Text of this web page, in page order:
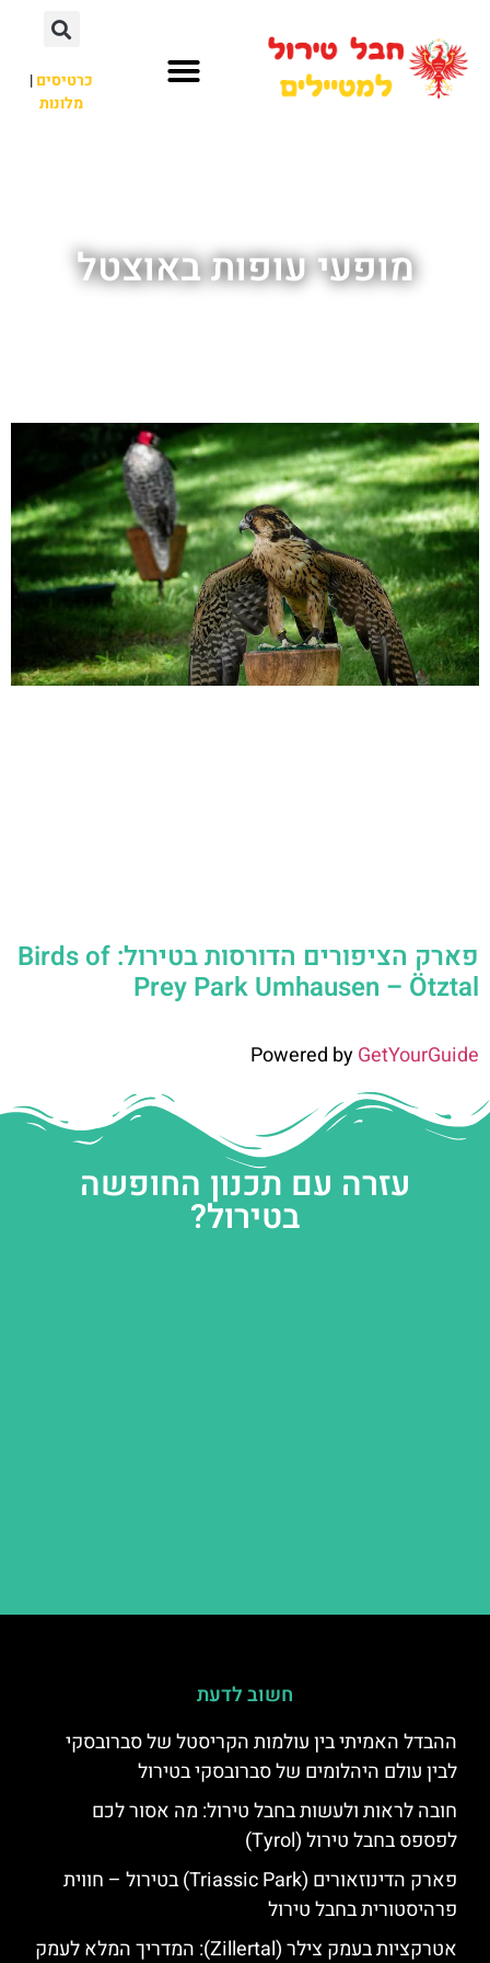
כרטיסים|
מלונות
מופעי עופות באוצטל
פארק הציפורים הדורסות בטירול: Birds of
Prey Park Umhausen – Ötztal
Powered byGetYourGuide
עזרה עם תכנון החופשה
בטירול?
חשוב לדעת
ההבדל האמיתי בין עולמות הקריסטל של סברובסקי
לבין עולם היהלומים של סברובסקי בטירול
חובה לראות ולעשות בחבל טירול: מה אסור לכם
לפספס בחבל טירול (Tyrol)
פארק הדינוזאורים (Triassic Park) בטירול – חווית
פרהיסטורית בחבל טירול
אטרקציות בעמק צילר (Zillertal): המדריך המלא לעמק